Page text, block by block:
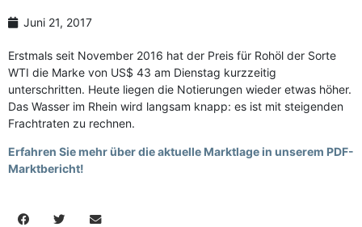
Preis berechnen
Juni 21, 2017
Erstmals seit November 2016 hat der Preis für Rohöl der Sorte
WTI die Marke von US$ 43 am Dienstag kurzzeitig
unterschritten. Heute liegen die Notierungen wieder etwas höher.
Das Wasser im Rhein wird langsam knapp: es ist mit steigenden
Frachtraten zu rechnen.
Erfahren Sie mehr über die aktuelle Marktlage in unserem PDF-
Marktbericht!